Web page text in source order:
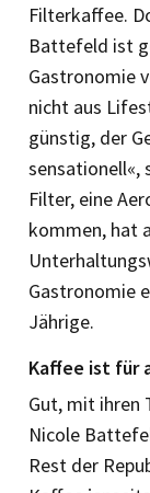
Filterkaffee.
Battefeld ist
Gastronomie
nicht aus
günstig, der
sensationell«,
Filter, eine
kommen, hat
Gastronomie
Jährige.
Kaffee ist für
Gut, mit ihren
Nicole
Rest der